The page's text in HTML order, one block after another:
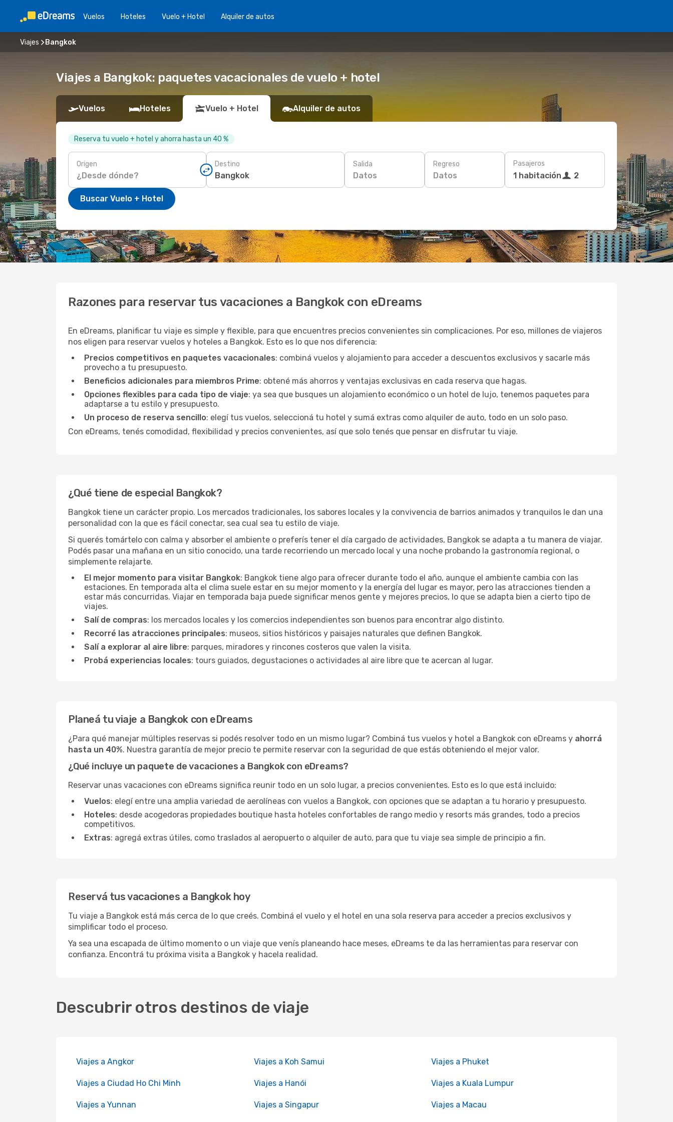
Vuelos Hoteles Vuelo + Hotel Alquiler de autos
Viajes Bangkok
Viajes a Bangkok: paquetes vacacionales de vuelo + hotel
Vuelos Hoteles Vuelo + Hotel Alquiler de autos
Reserva tu vuelo + hotel y ahorra hasta un 40 %
Origen Destino Salida
Datos
Regreso
Datos
Pasajeros
1 habitación 2
Buscar Vuelo + Hotel
Razones para reservar tus vacaciones a Bangkok con eDreams
En eDreams, planificar tu viaje es simple y flexible, para que encuentres precios convenientes sin complicaciones. Por eso, millones de viajeros
nos eligen para reservar vuelos y hoteles a Bangkok. Esto es lo que nos diferencia:
Precios competitivos en paquetes vacacionales: combiná vuelos y alojamiento para acceder a descuentos exclusivos y sacarle más
provecho a tu presupuesto.
Beneficios adicionales para miembros Prime: obtené más ahorros y ventajas exclusivas en cada reserva que hagas.
Opciones flexibles para cada tipo de viaje: ya sea que busques un alojamiento económico o un hotel de lujo, tenemos paquetes para
adaptarse a tu estilo y presupuesto.
Un proceso de reserva sencillo: elegí tus vuelos, seleccioná tu hotel y sumá extras como alquiler de auto, todo en un solo paso.
Con eDreams, tenés comodidad, flexibilidad y precios convenientes, así que solo tenés que pensar en disfrutar tu viaje.
¿Qué tiene de especial Bangkok?
Bangkok tiene un carácter propio. Los mercados tradicionales, los sabores locales y la convivencia de barrios animados y tranquilos le dan una
personalidad con la que es fácil conectar, sea cual sea tu estilo de viaje.
Si querés tomártelo con calma y absorber el ambiente o preferís tener el día cargado de actividades, Bangkok se adapta a tu manera de viajar.
Podés pasar una mañana en un sitio conocido, una tarde recorriendo un mercado local y una noche probando la gastronomía regional, o
simplemente relajarte.
El mejor momento para visitar Bangkok: Bangkok tiene algo para ofrecer durante todo el año, aunque el ambiente cambia con las
estaciones. En temporada alta el clima suele estar en su mejor momento y la energía del lugar es mayor, pero las atracciones tienden a
estar más concurridas. Viajar en temporada baja puede significar menos gente y mejores precios, lo que se adapta bien a cierto tipo de
viajes.
Salí de compras: los mercados locales y los comercios independientes son buenos para encontrar algo distinto.
Recorré las atracciones principales: museos, sitios históricos y paisajes naturales que definen Bangkok.
Salí a explorar al aire libre: parques, miradores y rincones costeros que valen la visita.
Probá experiencias locales: tours guiados, degustaciones o actividades al aire libre que te acercan al lugar.
Planeá tu viaje a Bangkok con eDreams
¿Para qué manejar múltiples reservas si podés resolver todo en un mismo lugar? Combiná tus vuelos y hotel a Bangkok con eDreams y ahorrá
hasta un 40%. Nuestra garantía de mejor precio te permite reservar con la seguridad de que estás obteniendo el mejor valor.
¿Qué incluye un paquete de vacaciones a Bangkok con eDreams?
Reservar unas vacaciones con eDreams significa reunir todo en un solo lugar, a precios convenientes. Esto es lo que está incluido:
Vuelos: elegí entre una amplia variedad de aerolíneas con vuelos a Bangkok, con opciones que se adaptan a tu horario y presupuesto.
Hoteles: desde acogedoras propiedades boutique hasta hoteles confortables de rango medio y resorts más grandes, todo a precios
competitivos.
Extras: agregá extras útiles, como traslados al aeropuerto o alquiler de auto, para que tu viaje sea simple de principio a fin.
Reservá tus vacaciones a Bangkok hoy
Tu viaje a Bangkok está más cerca de lo que creés. Combiná el vuelo y el hotel en una sola reserva para acceder a precios exclusivos y
simplificar todo el proceso.
Ya sea una escapada de último momento o un viaje que venís planeando hace meses, eDreams te da las herramientas para reservar con
confianza. Encontrá tu próxima visita a Bangkok y hacela realidad.
Descubrir otros destinos de viaje
Viajes a Angkor Viajes a Koh Samui Viajes a Phuket
Viajes a Ciudad Ho Chi Minh Viajes a Hanói Viajes a Kuala Lumpur
Viajes a Yunnan Viajes a Singapur Viajes a Macau